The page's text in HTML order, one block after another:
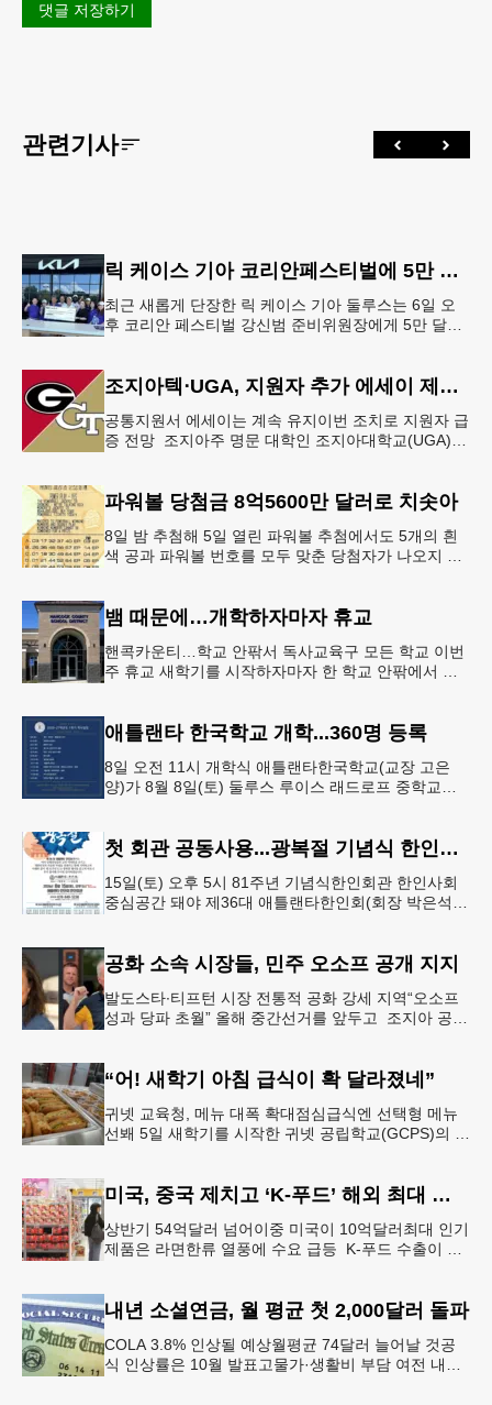
댓글 저장하기
관련기사
릭 케이스 기아 코리안페스티벌에 5만 달러 후원
최근 새롭게 단장한 릭 케이스 기아 둘루스는 6일 오
후 코리안 페스티벌 강신범 준비위원장에게 5만 달러
조지아텍⋅UGA, 지원자 추가 에세이 제출 폐지
공통지원서 에세이는 계속 유지이번 조치로 지원자 급
증 전망 조지아주 명문 대학인 조지아대학교(UGA)와
파워볼 당첨금 8억5600만 달러로 치솟아
8일 밤 추첨해 5일 열린 파워볼 추첨에서도 5개의 흰
색 공과 파워볼 번호를 모두 맞춘 당첨자가 나오지 않
뱀 때문에…개학하자마자 휴교
핸콕카운티…학교 안팎서 독사교육구 모든 학교 이번
주 휴교 새학기를 시작하자마자 한 학교 안팎에서 잇
애틀랜타 한국학교 개학...360명 등록
8일 오전 11시 개학식 애틀랜타한국학교(교장 고은
양)가 8월 8일(토) 둘루스 루이스 래드로프 중학교에
첫 회관 공동사용...광복절 기념식 한인회관서
15일(토) 오후 5시 81주년 기념식한인회관 한인사회
중심공간 돼야 제36대 애틀랜타한인회(회장 박은석·
공화 소속 시장들, 민주 오소프 공개 지지
발도스타∙티프턴 시장 전통적 공화 강세 지역“오소프
성과 당파 초월” 올해 중간선거를 앞두고 조지아 공화
“어! 새학기 아침 급식이 확 달라졌네”
귀넷 교육청, 메뉴 대폭 확대점심급식엔 선택형 메뉴
선봬 5일 새학기를 시작한 귀넷 공립학교(GCPS)의 급
미국, 중국 제치고 ‘K-푸드’ 해외 최대 시장 부상
상반기 54억달러 넘어이중 미국이 10억달러최대 인기
제품은 라면한류 열풍에 수요 급등 K-푸드 수출이 라
내년 소셜연금, 월 평균 첫 2,000달러 돌파
COLA 3.8% 인상될 예상월평균 74달러 늘어날 것공
식 인상률은 10월 발표고물가·생활비 부담 여전 내년